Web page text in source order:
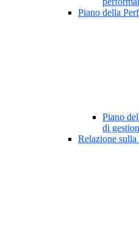
Piano della
Piano
di
Relazione sulla